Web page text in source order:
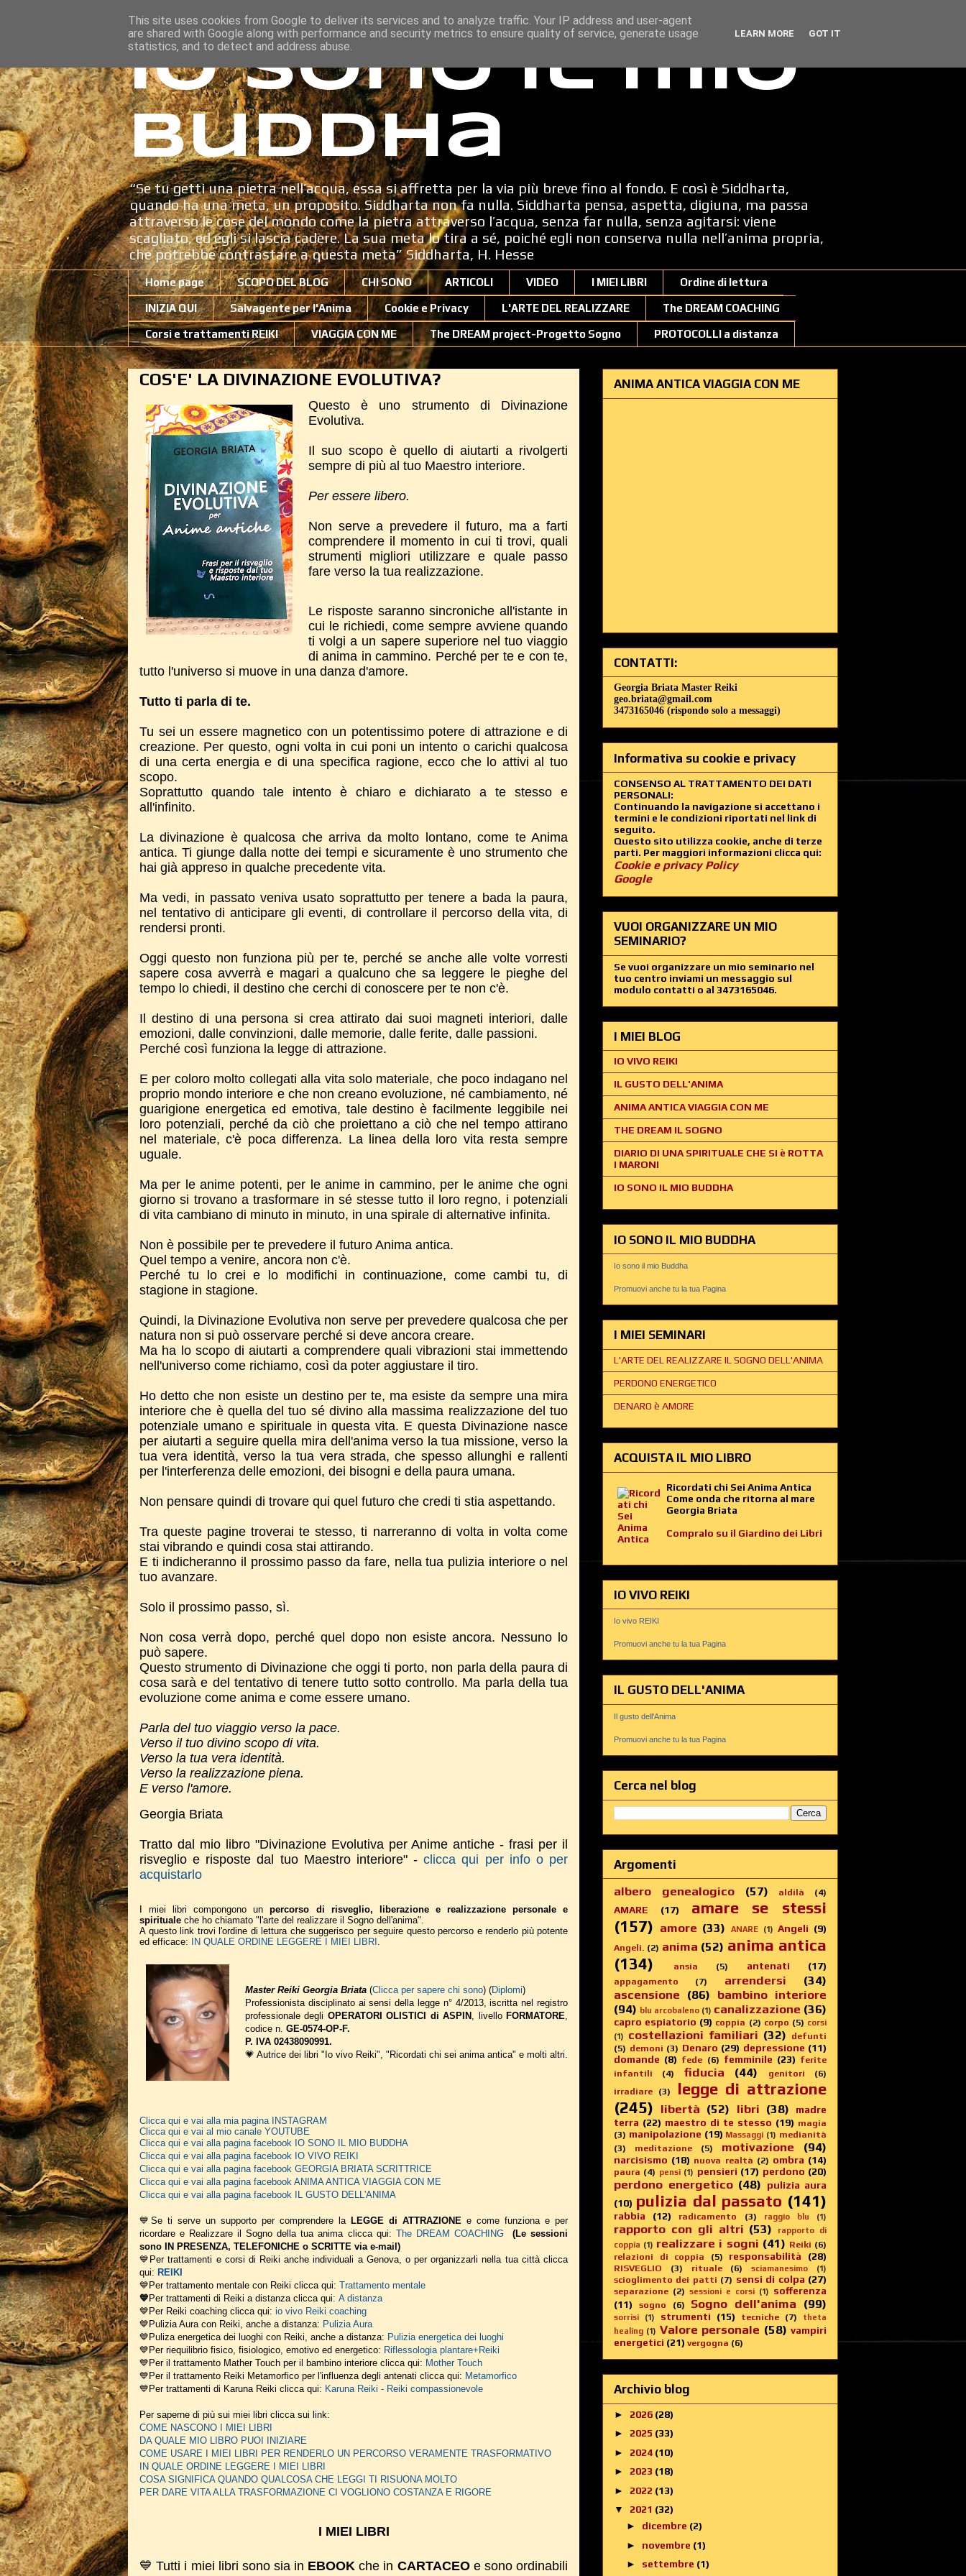
Io sono il mio
Buddha
“Se tu getti una pietra nell’acqua, essa si affretta per la via più breve fino al fondo. E così è Siddharta,
quando ha una meta, un proposito. Siddharta non fa nulla. Siddharta pensa, aspetta, digiuna, ma passa
attraverso le cose del mondo come la pietra attraverso l’acqua, senza far nulla, senza agitarsi: viene
scagliato, ed egli si lascia cadere. La sua meta lo tira a sé, poiché egli non conserva nulla nell’anima propria,
che potrebbe contrastare a questa meta” Siddharta, H. Hesse
Home page SCOPO DEL BLOG CHI SONO ARTICOLI VIDEO I MIEI LIBRI Ordine di lettura
INIZIA QUI Salvagente per l'Anima Cookie e Privacy L'ARTE DEL REALIZZARE The DREAM COACHING
Corsi e trattamenti REIKI VIAGGIA CON ME The DREAM project-Progetto Sogno PROTOCOLLI a distanza
COS'E' LA DIVINAZIONE EVOLUTIVA?
Questo è uno strumento di Divinazione
Evolutiva.
Il suo scopo è quello di aiutarti a rivolgerti
sempre di più al tuo Maestro interiore.
Per essere libero.
Non serve a prevedere il futuro, ma a farti
comprendere il momento in cui ti trovi, quali
strumenti migliori utilizzare e quale passo
fare verso la tua realizzazione.
Le risposte saranno sincroniche all'istante in
cui le richiedi, come sempre avviene quando
ti volgi a un sapere superiore nel tuo viaggio
di anima in cammino. Perché per te e con te,
tutto l'universo si muove in una danza d'amore.
Tutto ti parla di te.
Tu sei un essere magnetico con un potentissimo potere di attrazione e di
creazione. Per questo, ogni volta in cui poni un intento o carichi qualcosa
di una certa energia e di una specifica ragione, ecco che lo attivi al tuo
scopo.
Soprattutto quando tale intento è chiaro e dichiarato a te stesso e
all'infinito.
La divinazione è qualcosa che arriva da molto lontano, come te Anima
antica. Ti giunge dalla notte dei tempi e sicuramente è uno strumento che
hai già appreso in qualche precedente vita.
Ma vedi, in passato veniva usato soprattutto per tenere a bada la paura,
nel tentativo di anticipare gli eventi, di controllare il percorso della vita, di
rendersi pronti.
Oggi questo non funziona più per te, perché se anche alle volte vorresti
sapere cosa avverrà e magari a qualcuno che sa leggere le pieghe del
tempo lo chiedi, il destino che cerchi di conoscere per te non c'è.
Il destino di una persona si crea attirato dai suoi magneti interiori, dalle
emozioni, dalle convinzioni, dalle memorie, dalle ferite, dalle passioni.
Perché così funziona la legge di attrazione.
E per coloro molto collegati alla vita solo materiale, che poco indagano nel
proprio mondo interiore e che non creano evoluzione, né cambiamento, né
guarigione energetica ed emotiva, tale destino è facilmente leggibile nei
loro potenziali, perché da ciò che proiettano a ciò che nel tempo attirano
nel materiale, c'è poca differenza. La linea della loro vita resta sempre
uguale.
Ma per le anime potenti, per le anime in cammino, per le anime che ogni
giorno si trovano a trasformare in sé stesse tutto il loro regno, i potenziali
di vita cambiano di minuto in minuto, in una spirale di alternative infinita.
Non è possibile per te prevedere il futuro Anima antica.
Quel tempo a venire, ancora non c'è.
Perché tu lo crei e lo modifichi in continuazione, come cambi tu, di
stagione in stagione.
Quindi, la Divinazione Evolutiva non serve per prevedere qualcosa che per
natura non si può osservare perché si deve ancora creare.
Ma ha lo scopo di aiutarti a comprendere quali vibrazioni stai immettendo
nell'universo come richiamo, così da poter aggiustare il tiro.
Ho detto che non esiste un destino per te, ma esiste da sempre una mira
interiore che è quella del tuo sé divino alla massima realizzazione del tuo
potenziale umano e spirituale in questa vita. E questa Divinazione nasce
per aiutarti a seguire quella mira dell'anima verso la tua missione, verso la
tua vera identità, verso la tua vera strada, che spesso allunghi e rallenti
per l'interferenza delle emozioni, dei bisogni e della paura umana.
Non pensare quindi di trovare qui quel futuro che credi ti stia aspettando.
Tra queste pagine troverai te stesso, ti narreranno di volta in volta come
stai vibrando e quindi cosa stai attirando.
E ti indicheranno il prossimo passo da fare, nella tua pulizia interiore o nel
tuo avanzare.
Solo il prossimo passo, sì.
Non cosa verrà dopo, perché quel dopo non esiste ancora. Nessuno lo
può sapere.
Questo strumento di Divinazione che oggi ti porto, non parla della paura di
cosa sarà e del tentativo di tenere tutto sotto controllo. Ma parla della tua
evoluzione come anima e come essere umano.
Parla del tuo viaggio verso la pace.
Verso il tuo divino scopo di vita.
Verso la tua vera identità.
Verso la realizzazione piena.
E verso l'amore.
Georgia Briata
Tratto dal mio libro "Divinazione Evolutiva per Anime antiche - frasi per il
risveglio e risposte dal tuo Maestro interiore" -clicca qui per info o per
acquistarlo
I miei libri compongono unpercorso di risveglio, liberazione e realizzazione personale e
spirituale che ho chiamato "l'arte del realizzare il Sogno dell'anima".
A questo link trovi l'ordine di lettura che suggerisco per seguire questo percorso e renderlo più potente
ed efficace:
IN QUALE ORDINE LEGGERE I MIEI LIBRI .
Master Reiki Georgia Briata (Clicca per sapere chi sono) (Diplomi)
Professionista disciplinato ai sensi della legge n° 4/2013, iscritta nel registro
professionale degli OPERATORI OLISTICI di ASPIN , livello FORMATORE,
codice n. GE-0574-OP-F.
P. IVA 02438090991.
💗 Autrice dei libri "Io vivo Reiki", "Ricordati chi sei anima antica" e molti altri.
Clicca qui e vai alla mia pagina INSTAGRAM
Clicca qui e vai al mio canale YOUTUBE
Clicca qui e vai alla pagina facebook IO SONO IL MIO BUDDHA
Clicca qui e vai alla pagina facebook IO VIVO REIKI
Clicca qui e vai alla pagina facebook GEORGIA BRIATA SCRITTRICE
Clicca qui e vai alla pagina facebook ANIMA ANTICA VIAGGIA CON ME
Clicca qui e vai alla pagina facebook IL GUSTO DELL'ANIMA
💙Se ti serve un supporto per comprendere laLEGGE di ATTRAZIONE e come funziona e per
ricordare e Realizzare il Sogno della tua anima clicca qui: The DREAM COACHING
(Le sessioni
sono IN PRESENZA, TELEFONICHE o SCRITTE via e-mail)
💙Per trattamenti e corsi di Reiki anche individuali a Genova, o per organizzarli nella tua città clicca
qui: REIKI
💙Per trattamento mentale con Reiki clicca qui: Trattamento mentale
💙 Per trattamenti di Reiki a distanza clicca qui: A distanza
💙Per Reiki coaching clicca qui: io vivo Reiki coaching
💙Pulizia Aura con Reiki, anche a distanza: Pulizia Aura
💙Puliza energetica dei luoghi con Reiki, anche a distanza: Pulizia energetica dei luoghi
💙Per riequilibrio fisico, fisiologico, emotivo ed energetico: Riflessologia plantare+Reiki
💙Per il trattamento Mather Touch per il bambino interiore clicca qui: Mother Touch
💙Per il trattamento Reiki Metamorfico per l'influenza degli antenati clicca qui: Metamorfico
💙Per trattamenti di Karuna Reiki clicca qui: Karuna Reiki - Reiki compassionevole
Per saperne di più sui miei libri clicca sui link:
COME NASCONO I MIEI LIBRI
DA QUALE MIO LIBRO PUOI INIZIARE
COME USARE I MIEI LIBRI PER RENDERLO UN PERCORSO VERAMENTE TRASFORMATIVO
IN QUALE ORDINE LEGGERE I MIEI LIBRI
COSA SIGNIFICA QUANDO QUALCOSA CHE LEGGI TI RISUONA MOLTO
PER DARE VITA ALLA TRASFORMAZIONE CI VOGLIONO COSTANZA E RIGORE
I MIEI LIBRI
💙 Tutti i miei libri sono sia in EBOOKche in CARTACEO e sono ordinabili
ANIMA ANTICA VIAGGIA CON ME
CONTATTI:
Georgia Briata Master Reiki
geo.briata@gmail.com
3473165046 (rispondo solo a messaggi)
Informativa su cookie e privacy
CONSENSO AL TRATTAMENTO DEI DATI
PERSONALI:
Continuando la navigazione si accettano i
termini e le condizioni riportati nel link di
seguito.
Questo sito utilizza cookie, anche di terze
parti. Per maggiori informazioni clicca qui:
Cookie e privacy Policy
Google
VUOI ORGANIZZARE UN MIO
SEMINARIO?
Se vuoi organizzare un mio seminario nel
tuo centro inviami un messaggio sul
modulo contatti o al 3473165046.
I MIEI BLOG
IO VIVO REIKI
IL GUSTO DELL'ANIMA
ANIMA ANTICA VIAGGIA CON ME
THE DREAM IL SOGNO
DIARIO DI UNA SPIRITUALE CHE SI è ROTTA
I MARONI
IO SONO IL MIO BUDDHA
IO SONO IL MIO BUDDHA
Io sono il mio Buddha
Promuovi anche tu la tua Pagina
I MIEI SEMINARI
L'ARTE DEL REALIZZARE IL SOGNO DELL'ANIMA
PERDONO ENERGETICO
DENARO è AMORE
ACQUISTA IL MIO LIBRO
Ricordati chi Sei Anima Antica
Come onda che ritorna al mare
Georgia Briata
Compralo su il Giardino dei Libri
IO VIVO REIKI
Io vivo REIKI
Promuovi anche tu la tua Pagina
IL GUSTO DELL'ANIMA
Il gusto dell'Anima
Promuovi anche tu la tua Pagina
Cerca nel blog
Argomenti
albero genealogico
(57) aldilà (4)
AMARE (17)
amare se stessi
(157) amore (33) ANARE (1) Angeli (9)
Angeli. (2) anima (52) anima antica
(134)
ansia (5) antenati (17)
appagamento (7) arrendersi
(34)
ascensione (86) bambino interiore
(94) blu arcobaleno (1) canalizzazione (36)
capro espiatorio (9) coppia (2) corpo (5) corsi
(1)
costellazioni familiari (32) defunti
(5) demoni (3) Denaro (29) depressione (11)
domande (8) fede (6) femminile (23) ferite
infantili
(4) fiducia (44) genitori
(6)
irradiare (3)
legge di attrazione
(245) libertà (52) libri (38)
madre
terra (22) maestro di te stesso (19) magia
(3) manipolazione (19) Massaggi (1) medianità
(3)
meditazione (5) motivazione (94)
narcisismo (18) nuova realtà (2) ombra (14)
paura (4) pensi (1) pensieri (17) perdono (20)
perdono energetico (48)
pulizia aura
(10) pulizia dal passato (141)
rabbia (12) radicamento (3) raggio blu (1)
rapporto con gli altri (53)
rapporto di
coppia (1) realizzare i sogni (41) Reiki (6)
relazioni di coppia
(5) responsabilità (28)
RISVEGLIO (3) rituale (6) sciamanesimo (1)
scioglimento dei patti (7) sensi di colpa (27)
separazione (2) sessioni e corsi (1)
sofferenza
(11)
sogno (6) Sogno dell'anima (99)
sorrisi (1) strumenti (15) tecniche (7)
theta
healing (1) Valore personale (58) vampiri
energetici (21) vergogna (6)
Archivio blog
► 2026 (28)
► 2025 (33)
► 2024 (10)
► 2023 (18)
► 2022 (13)
▼ 2021 (32)
► dicembre (2)
► novembre (1)
► settembre (1)
This site uses cookies from Google to deliver its services and to analyze traffic. Your IP address and user-agent
are shared with Google along with performance and security metrics to ensure quality of service, generate usage
statistics, and to detect and address abuse.
LEARN MORE GOT IT